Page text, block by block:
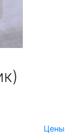
Цены